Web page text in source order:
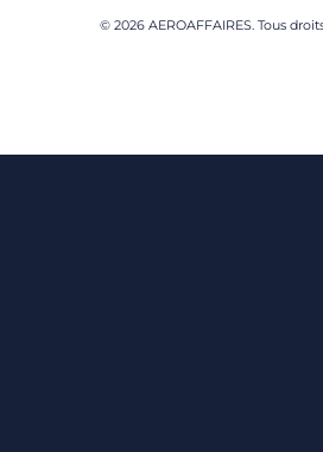
© 2026 AEROAFFAIRES. Tous